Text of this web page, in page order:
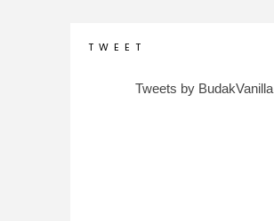
T W E E T
Tweets by BudakVanilla